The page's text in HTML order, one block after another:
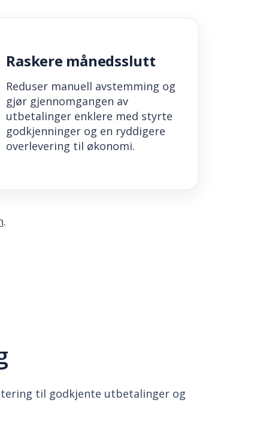
Raskere månedsslutt
Reduser manuell avstemming og
gjør gjennomgangen av
utbetalinger enklere med styrte
godkjenninger og en ryddigere
overlevering til økonomi.
.
til godkjente utbetalinger og